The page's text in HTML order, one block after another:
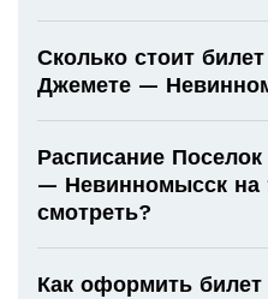
Сколько стоит
Джемете —
Расписание
— Невинномысск на
смотреть?
Как оформить билет